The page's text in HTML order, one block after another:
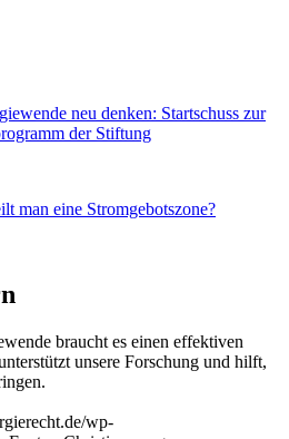
neu denken: Startschuss zur
der Stiftung
man eine Stromgebotszone?
braucht es einen effektiven
unsere Forschung und hilft,